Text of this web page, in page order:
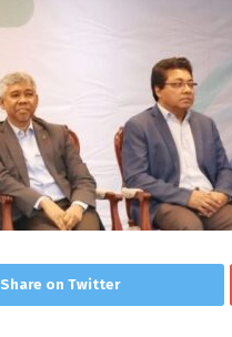
Share on Twitter